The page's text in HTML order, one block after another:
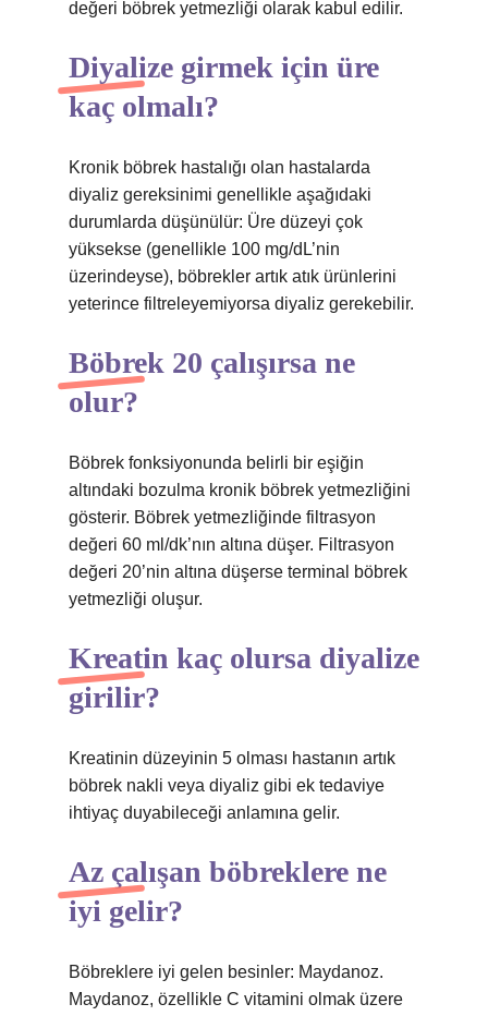
değeri böbrek yetmezliği olarak kabul edilir.
Diyalize girmek için üre
kaç olmalı?
Kronik böbrek hastalığı olan hastalarda
diyaliz gereksinimi genellikle aşağıdaki
durumlarda düşünülür: Üre düzeyi çok
yüksekse (genellikle 100 mg/dL’nin
üzerindeyse), böbrekler artık atık ürünlerini
yeterince filtreleyemiyorsa diyaliz gerekebilir.
Böbrek 20 çalışırsa ne
olur?
Böbrek fonksiyonunda belirli bir eşiğin
altındaki bozulma kronik böbrek yetmezliğini
gösterir. Böbrek yetmezliğinde filtrasyon
değeri 60 ml/dk’nın altına düşer. Filtrasyon
değeri 20’nin altına düşerse terminal böbrek
yetmezliği oluşur.
Kreatin kaç olursa diyalize
girilir?
Kreatinin düzeyinin 5 olması hastanın artık
böbrek nakli veya diyaliz gibi ek tedaviye
ihtiyaç duyabileceği anlamına gelir.
Az çalışan böbreklere ne
iyi gelir?
Böbreklere iyi gelen besinler: Maydanoz.
Maydanoz, özellikle C vitamini olmak üzere